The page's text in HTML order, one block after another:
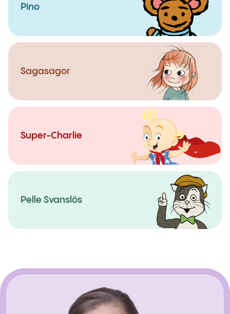
Pino
Sagasagor
Super-Charlie
Pelle Svanslös